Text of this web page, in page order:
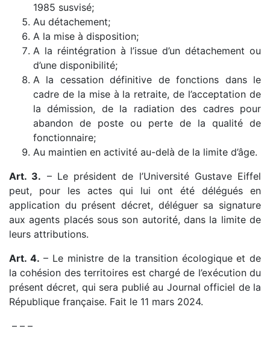
1985 susvisé;
Au détachement;
A la mise à disposition;
A la réintégration à l’issue d’un détachement ou
d’une disponibilité;
A la cessation définitive de fonctions dans le
cadre de la mise à la retraite, de l’acceptation de
la démission, de la radiation des cadres pour
abandon de poste ou perte de la qualité de
fonctionnaire;
Au maintien en activité au-delà de la limite d’âge.
Art. 3. – Le président de l’Université Gustave Eiffel
peut, pour les actes qui lui ont été délégués en
application du présent décret, déléguer sa signature
aux agents placés sous son autorité, dans la limite de
leurs attributions.
Art. 4. – Le ministre de la transition écologique et de
la cohésion des territoires est chargé de l’exécution du
présent décret, qui sera publié au Journal officiel de la
République française. Fait le 11 mars 2024.
– – –